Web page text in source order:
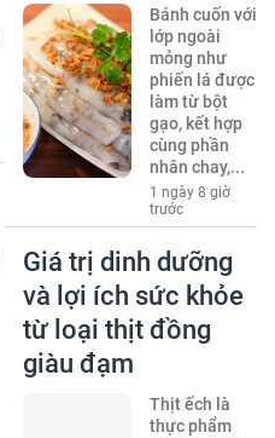
Bánh cuốn với
lớp ngoài
mỏng như
phiến lá được
làm từ bột
gạo, kết hợp
cùng phần
nhân chay,...
1 ngày 8 giờ
trước
Giá trị dinh dưỡng
và lợi ích sức khỏe
từ loại thịt đồng
giàu đạm
Thịt ếch là
thực phẩm